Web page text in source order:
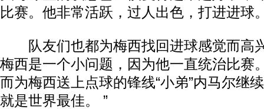
比赛。他非常活跃，过人出色，打进进球
队友们也都为梅西找回进球感觉而高
梅西是一个小问题，因为他一直统治比赛
而为梅西送上点球的锋线“小弟”内马尔继
就是世界最佳。 ”